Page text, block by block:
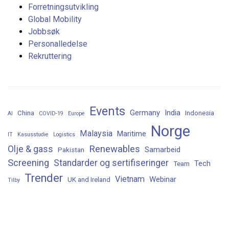
Forretningsutvikling
Global Mobility
Jobbsøk
Personalledelse
Rekruttering
AI China COVID-19 Europe Events Germany India Indonesia
IT Kasusstudie Logistics Malaysia Maritime Norge
Olje & gass Pakistan Renewables Samarbeid
Screening Standarder og sertifiseringer Team Tech
Tilby Trender UK and Ireland Vietnam Webinar